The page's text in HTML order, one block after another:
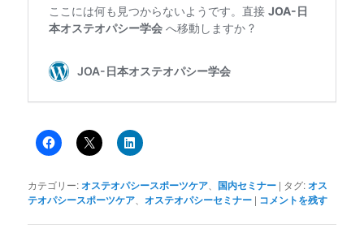
カテゴリー:オステオパシースポーツケア 国内セミナー | タグ:オス
テオパシースポーツケア 、オステオパシーセミナー | コメントを残す